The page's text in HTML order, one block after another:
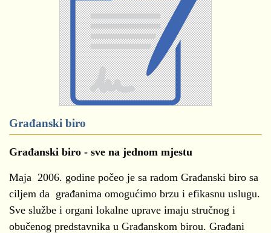
Građanski biro
Građanski biro - sve na jednom mjestu
Maja 2006. godine počeo je sa radom Građanski biro sa
ciljem da građanima omogućimo brzu i efikasnu uslugu.
Sve službe i organi lokalne uprave imaju stručnog i
obučenog predstavnika u Građanskom birou. Građani